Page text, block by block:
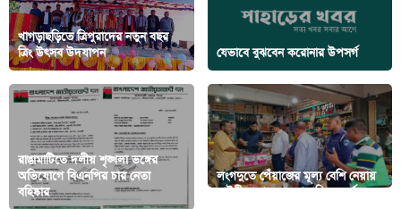
খাগড়াছড়িতে ত্রিপুরাদের নতুন বছর
ত্রিং উৎসব উদযাপন
যেভাবে বুঝবেন করোনার উপসর্গ
রাঙামাটিতে দলীয় শৃঙ্খলা ভঙ্গের
অভিযোগে বিএনপির চার নেতা
বহিষ্কার
লংগদুতে পেঁয়াজের মূল্য বেশি নেয়ায়
মাইনী বাজারে ২ দোকানিকে অর্থদন্ড